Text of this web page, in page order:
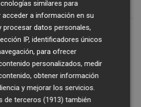
UD PLAZA GRANOTA
similares para
acceder a información en su
procesar datos personales,
IP, identificadores únicos
para ofrecer
personalizados, medir
obtener información
y mejorar los servicios.
de terceros (1913) también